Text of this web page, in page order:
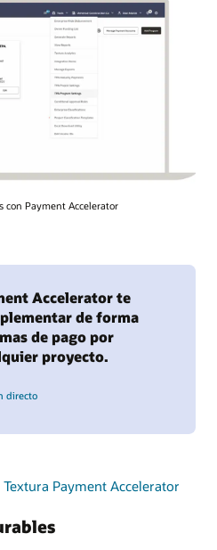
con Payment Accelerator
Accelerator te
de forma
de pago por
proyecto.
directo
Payment Accelerator